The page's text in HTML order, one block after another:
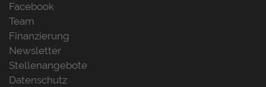
Facebook
Team
Finanzierung
Newsletter
Stellenangebote
Datenschutz